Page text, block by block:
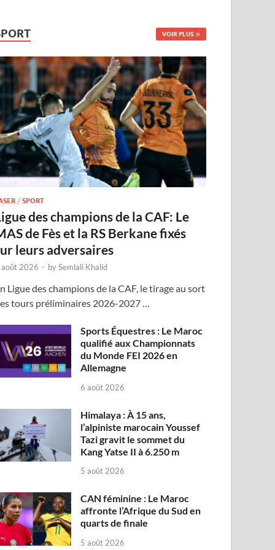
VOIR PLUS
/SPORT
des champions de la CAF: Le
de Fès et la RS Berkane fixés
leurs adversaires
2026 - bySemlali Khalid
Ligue des champions de la CAF, le tirage au sort
tours préliminaires 2026-2027 …
Sports Équestres : Le Maroc
qualifié aux Championnats
du Monde FEI 2026 en
Allemagne
6 août 2026
Himalaya : À 15 ans,
l’alpiniste marocain Youssef
Tazi gravit le sommet du
Kang Yatse II à 6.250 m
5 août 2026
CAN féminine : Le Maroc
affronte l’Afrique du Sud en
quarts de finale
5 août 2026